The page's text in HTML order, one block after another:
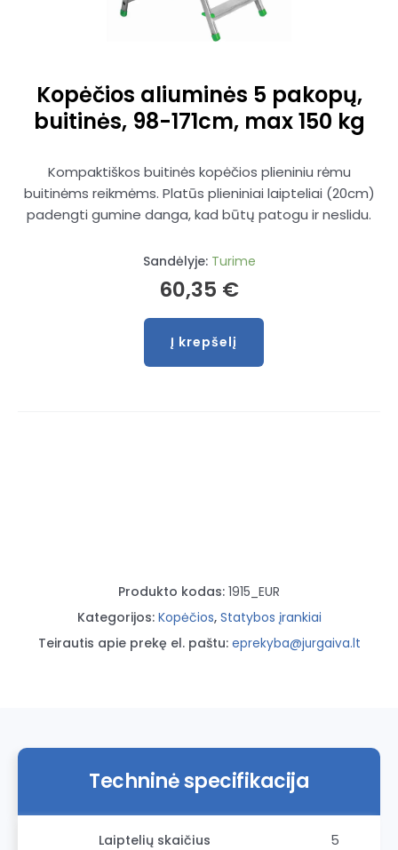
Kopėčios aliuminės 5 pakopų,
buitinės, 98-171cm, max 150 kg
Kompaktiškos buitinės kopėčios plieniniu rėmu
buitinėms reikmėms. Platūs plieniniai laipteliai (20cm)
padengti gumine danga, kad būtų patogu ir neslidu.
Sandėlyje: Turime
60,35 €
produkto
kiekis:
kg
Į krepšelį
Produkto kodas: 1915_EUR
Kategorijos: Kopėčios, Statybos įrankiai
Teirautis apie prekę el. paštu: eprekyba@jurgaiva.lt
Techninė specifikacija
Laiptelių skaičius 5